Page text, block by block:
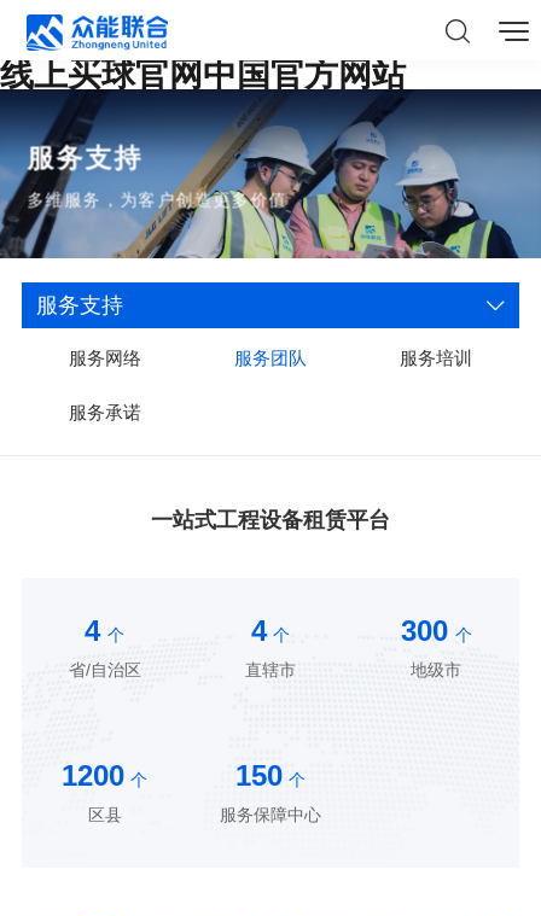
线上买球官网中国官方网站
服务支持
多维服务，为客户创造更多价值
服务支持
服务网络 服务团队 服务培训
服务承诺
一站式工程设备租赁平台
4 个
省/自治区
4 个
直辖市
300 个
地级市
1200 个
区县
150 个
服务保障中心